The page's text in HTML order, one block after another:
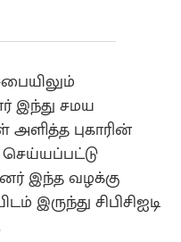
இந்து சமய
புகாரின்
செய்யப்பட்டு
இந்த வழக்கு
இருந்து சிபிசிஐடி